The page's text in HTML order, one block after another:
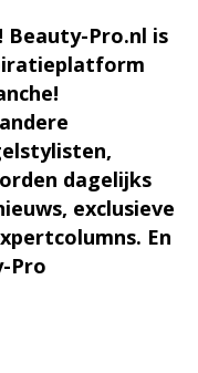
Beauty-Pro.nl is
dagelijks
exclusieve
En
Pro